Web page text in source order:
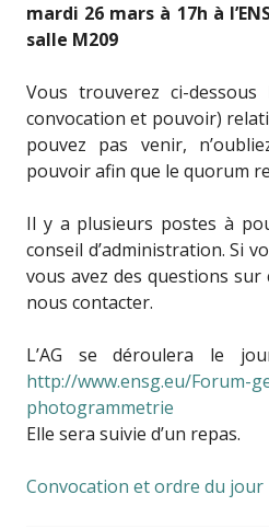
mardi 26 mars à 17h à
salle M209
Vous trouverez ci-dessous
convocation et pouvoir)
pouvez pas venir,
pouvoir afin que le quorum
Il y a plusieurs postes à
conseil d’administration. Si
vous avez des questions sur
nous contacter.
L’AG se déroulera le
http://www.ensg.eu/Forum-
photogrammetrie
Elle sera suivie d’un repas.
Convocation et ordre du jour